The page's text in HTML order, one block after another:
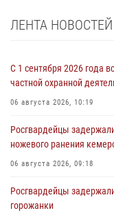
ЛЕНТА НОВОСТЕЙ
С 1 сентября 2026 года
частной охранной
06 августа 2026, 10:19
Росгвардейцы
ножевого ранения
06 августа 2026, 09:18
Росгвардейцы
горожанки